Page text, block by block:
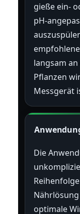
gieße ein-
pH-
langsam
Pflanzen
Messgerät
Die
optimale